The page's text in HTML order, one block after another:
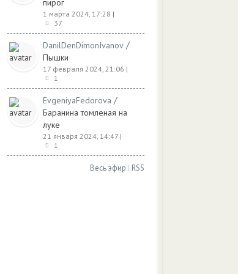
пирог
1 марта 2024, 17:28 |
37
DanilDenDimonIvanov /
Пышки
17 февраля 2024, 21:06 |
1
EvgeniyaFedorova /
Баранина томленая на
луке
21 января 2024, 14:47 |
1
Весь эфир | RSS